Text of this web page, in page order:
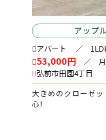
新デザインは、よ
クセスがスムーズ
す。また、新しい
により、ホームペ
る情報やサービス
ら願っております。
これからも、皆さ
やサービスを提供
ものにしていくた
聞かせいただけれ
2026-05-16
アップルメゾン田
2026-05-09
アップルメゾン
メゾン・アヴニ
2025-01-20
田町２丁目 売地
2025-01-16
安原3丁目 事務所
アップ
アパート ／
53,000円 ／ 月
弘前市田園4丁目
大きめのクローゼ
心!